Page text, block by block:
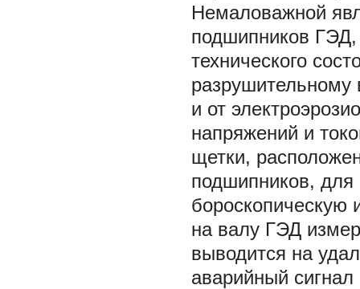
Немаловажной
подшипников
технического
разрушительному
и от
напряжений и
щетки,
подшипников, для
бороскопическую
на валу ГЭД
выводится на
аварийный